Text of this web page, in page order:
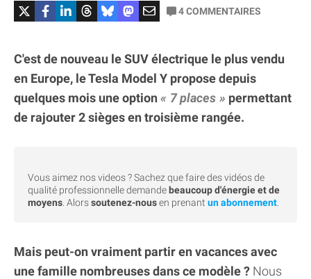
4COMMENTAIRES
C'est de nouveau le SUV électrique le plus vendu
en Europe, le Tesla Model Y propose depuis
quelques mois une option
7 places
permettant
de rajouter 2 sièges en troisième rangée.
Vous aimez nos videos ? Sachez que faire des vidéos de
qualité professionnelle demandebeaucoup d'énergie et de
moyens . Alorssoutenez-nousen prenant un abonnement
Mais peut-on vraiment partir en vacances avec
une famille nombreuses dans ce modèle ? Nous